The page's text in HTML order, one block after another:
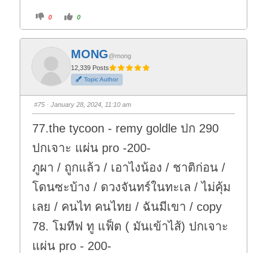
C
i
k
f
t
h
m
d
o
n
0
C
i
k
o
r
t
h
u
m
u
p
0
MONG@mong
12,339 Posts
Topic Author
#75 · January 28, 2024, 11:10 am
77.the tycoon - remy goldle ปก 290
ปกเจาะ แผ่น pro -200-
ภูผา / ถูกแล้ว / เอาไงน้อง / ชาติก่อน /
โดนซะบ้าง / ดวงจันทร์ในทะเล / ไม่คุ้ม
เลย / คนไท คนไทย / ฉันมีเขา / copy
78. โมทีฟ ทู แฟ็ต ( มันเข้าไส้) ปกเจาะ
แผ่น pro - 200-